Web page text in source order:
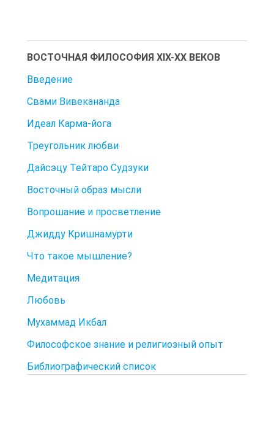
ВОСТОЧНАЯ ФИЛОСОФИЯ XIX-XX ВЕКОВ
Введение
Свами Вивекананда
Идеал Карма-йога
Треугольник любви
Дайсэцу Тейтаро Судзуки
Восточный образ мысли
Вопрошание и просветление
Джидду Кришнамурти
Что такое мышление?
Медитация
Любовь
Мухаммад Икбал
Философское знание и религиозный опыт
Библиографический список